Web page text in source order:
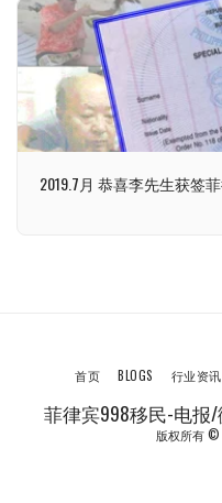
2019.7月 恭喜李先生获签菲
菲律宾998移民-电报/
版权所有 ©
首页 BLOGS 行业资讯